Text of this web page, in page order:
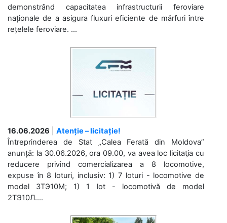
demonstrând capacitatea infrastructurii feroviare
naționale de a asigura fluxuri eficiente de mărfuri între
rețelele feroviare. ...
16.06.2026
Atenție – licitație!
Întreprinderea de Stat „Calea Ferată din Moldova”
anunță: la 30.06.2026, ora 09.00, va avea loc licitaţia cu
reducere privind comercializarea a 8 locomotive,
expuse în 8 loturi, inclusiv: 1) 7 loturi - locomotive de
model 3ТЭ10М; 1) 1 lot - locomotivă de model
2ТЭ10Л....